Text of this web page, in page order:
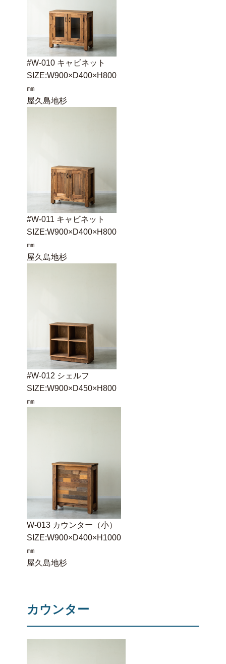
#W-010 キャビネット
SIZE:W900×D400×H800
㎜
屋久島地杉
#W-011 キャビネット
SIZE:W900×D400×H800
㎜
屋久島地杉
#W-012 シェルフ
SIZE:W900×D450×H800
㎜
W-013 カウンター（小）
SIZE:W900×D400×H1000
㎜
屋久島地杉
カウンター